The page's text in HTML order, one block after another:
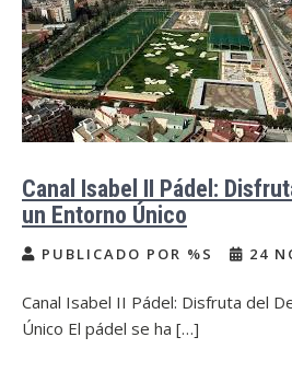
Canal Isabel II Pádel:
un Entorno Único
PUBLICADO POR %S 24
Canal Isabel II Pádel: Disfruta del
Único El pádel se ha […]